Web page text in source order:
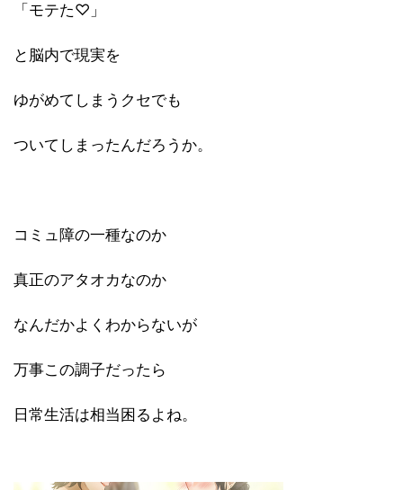
「モテた♡」
と脳内で現実を
ゆがめてしまうクセでも
ついてしまったんだろうか。
コミュ障の一種なのか
真正のアタオカなのか
なんだかよくわからないが
万事この調子だったら
日常生活は相当困るよね。